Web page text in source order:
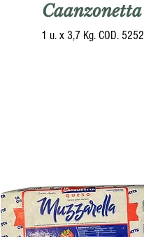
Caanzonetta
1 u. x 3,7 Kg. COD. 5252